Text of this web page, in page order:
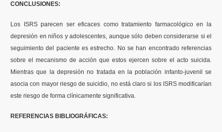
CONCLUSIONES:
Los ISRS parecen ser eficaces como tratamiento farmacológico en la
depresión en niños y adolescentes, aunque sólo deben considerarse si el
seguimiento del paciente es estrecho. No se han encontrado referencias
sobre el mecanismo de acción que estos ejercen sobre el acto suicida.
Mientras que la depresión no tratada en la población infanto-juvenil se
asocia con mayor riesgo de suicidio, no está claro si los ISRS modificarían
este riesgo de forma clínicamente significativa.
REFERENCIAS BIBLIOGRÁFICAS: